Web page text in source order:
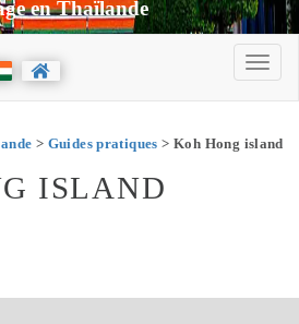
en Thaïlande
> Guides pratiques > Koh Hong island
ISLAND